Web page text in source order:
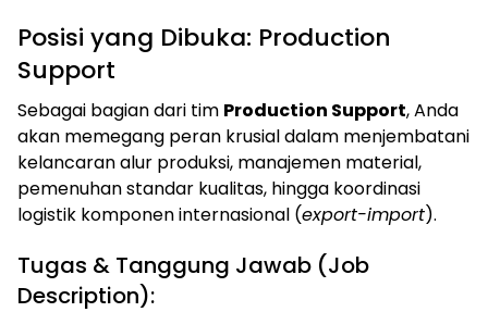
Posisi yang Dibuka: Production
Support
Sebagai bagian dari tim Production Support, Anda
akan memegang peran krusial dalam menjembatani
kelancaran alur produksi, manajemen material,
pemenuhan standar kualitas, hingga koordinasi
logistik komponen internasional (export-import).
Tugas & Tanggung Jawab (Job
Description):